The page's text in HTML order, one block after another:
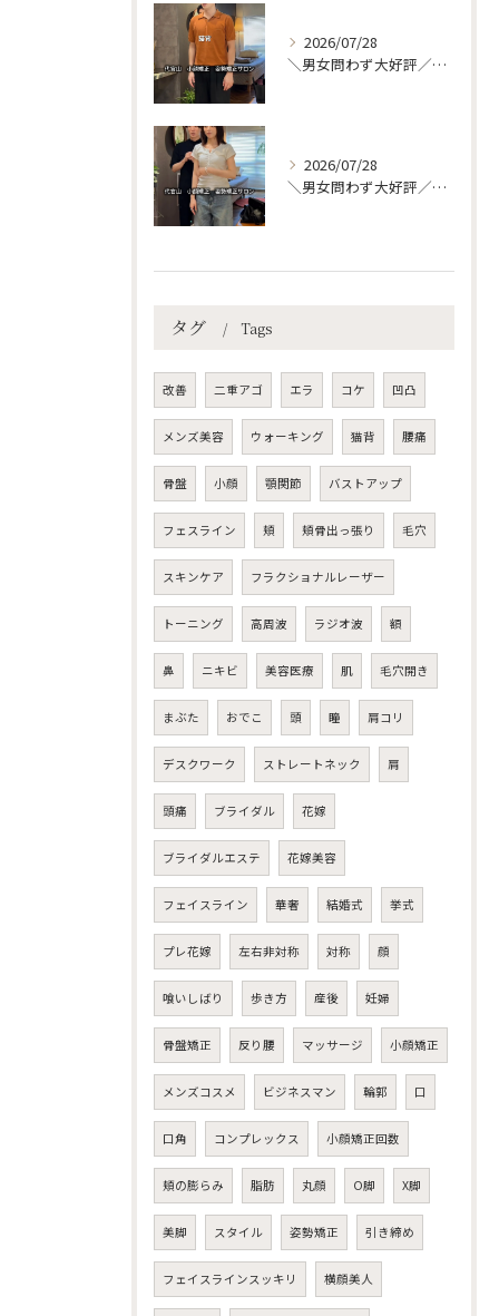
2026/07/28
＼男女問わず大好評／代官山で整える、理想の美姿勢＆快適ボディ
2026/07/28
＼男女問わず大好評／代官山で整える、理想の美姿勢＆快適ボディ
タグ Tags
改善 二重アゴ エラ コケ 凹凸
メンズ美容 ウォーキング 猫背 腰痛
骨盤 小顔 顎関節 バストアップ
フェスライン 頬 頬骨出っ張り 毛穴
スキンケア フラクショナルレーザー
トーニング 高周波 ラジオ波 額
鼻 ニキビ 美容医療 肌 毛穴開き
まぶた おでこ 頭 瞳 肩コリ
デスクワーク ストレートネック 肩
頭痛 ブライダル 花嫁
ブライダルエステ 花嫁美容
フェイスライン 華奢 結婚式 挙式
プレ花嫁 左右非対称 対称 顔
喰いしばり 歩き方 産後 妊婦
骨盤矯正 反り腰 マッサージ 小顔矯正
メンズコスメ ビジネスマン 輪郭 口
口角 コンプレックス 小顔矯正回数
頬の膨らみ 脂肪 丸顔 O脚 X脚
美脚 スタイル 姿勢矯正 引き締め
フェイスラインスッキリ 横顔美人